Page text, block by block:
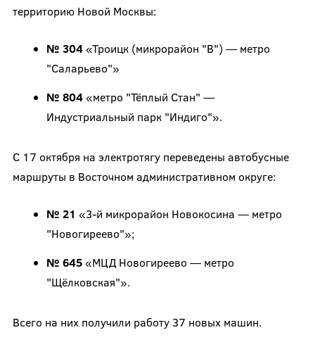
территорию Новой Москвы:
№ 304«Троицк (микрорайон "В") — метро
"Саларьево"»
№ 804«метро "Тёплый Стан" —
Индустриальный парк "Индиго"».
С 17 октября на электротягу переведены автобусные
маршруты в Восточном административном округе:
№ 21 «3-й микрорайон Новокосина — метро
"Новогиреево"»;
№ 645«МЦД Новогиреево — метро
"Щёлковская"».
Всего на них получили работу 37 новых машин.